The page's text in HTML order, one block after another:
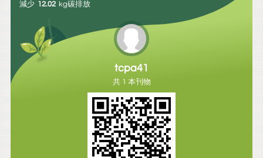
減少 12.02 kg碳排放
tcpa41
共 1 本刊物